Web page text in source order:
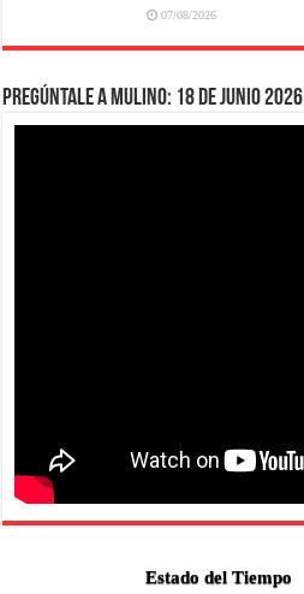
07/08/2026
Pregúntale a Mulino: 18 de junio 2026
Estado del Tiempo